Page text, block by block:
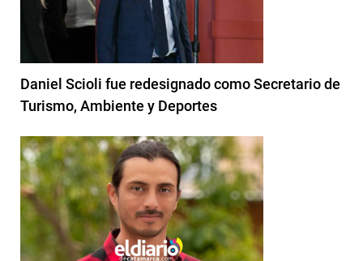
Daniel Scioli fue redesignado como Secretario de
Turismo, Ambiente y Deportes